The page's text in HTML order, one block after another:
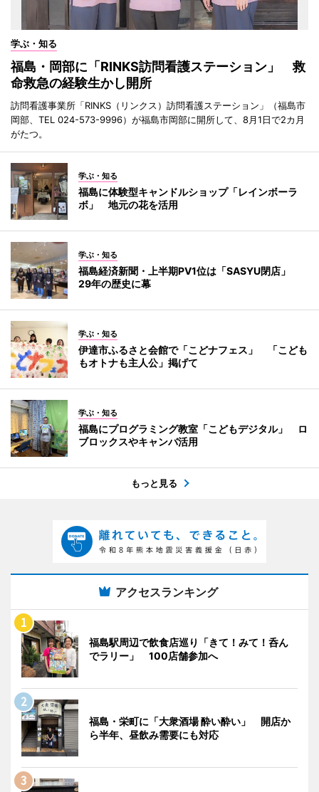
学ぶ・知る
福島・岡部に「RINKS訪問看護ステーション」 救
命救急の経験生かし開所
訪問看護事業所「RINKS（リンクス）訪問看護ステーション」（福島市
岡部、TEL 024-573-9996）が福島市岡部に開所して、8月1日で2カ月
がたつ。
学ぶ・知る
福島に体験型キャンドルショップ「レインボーラ
ボ」 地元の花を活用
学ぶ・知る
福島経済新聞・上半期PV1位は「SASYU閉店」
29年の歴史に幕
学ぶ・知る
伊達市ふるさと会館で「こどナフェス」 「こども
もオトナも主人公」掲げて
学ぶ・知る
福島にプログラミング教室「こどもデジタル」 ロ
ブロックスやキャンバ活用
もっと見る
アクセスランキング
福島駅周辺で飲食店巡り「きて！みて！呑ん
でラリー」 100店舗参加へ
福島・栄町に「大衆酒場 酔い酔い」 開店か
ら半年、昼飲み需要にも対応